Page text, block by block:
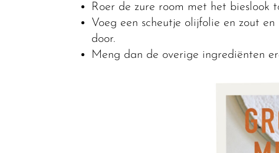
Roer de zure room met het bieslook
Voeg een scheutje olijfolie en zout
door.
Meng dan de overige ingrediënten